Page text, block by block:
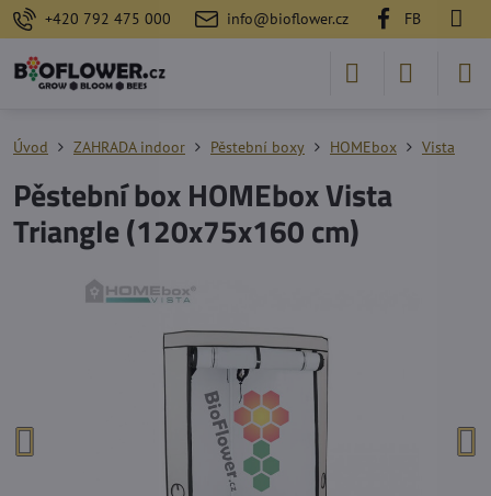
+420 792 475 000 info@bioflower.cz FB
Úvod ZAHRADA indoor Pěstební boxy HOMEbox Vista
Pěstební box HOMEbox Vista
Triangle (120x75x160 cm)